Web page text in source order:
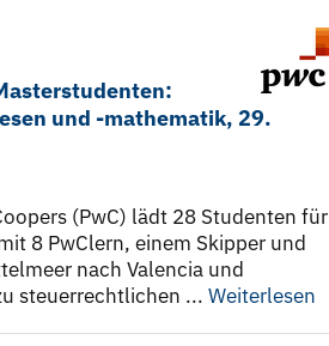
und -mathematik, 29.
(PwC) lädt 28 Studenten für
8 PwClern, einem Skipper und
nach Valencia und
steuerrechtlichen ... Weiterlesen